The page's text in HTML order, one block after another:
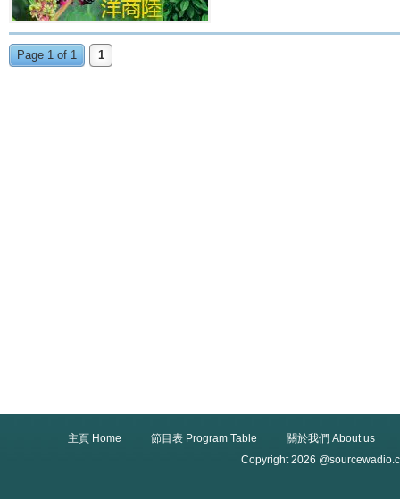
Page 1 of 1 1
主頁 Home 節目表 Program Table
關於我們 About us
Copyright 2026